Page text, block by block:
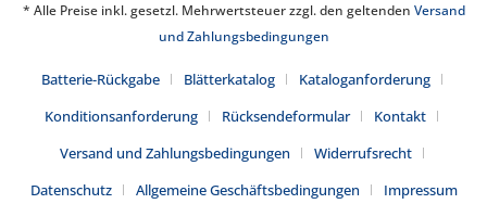
* Alle Preise inkl. gesetzl. Mehrwertsteuer zzgl. den geltenden Versand
und Zahlungsbedingungen
Batterie-Rückgabe Blätterkatalog
Kataloganforderung
Konditionsanforderung
Rücksendeformular
Kontakt
Versand und Zahlungsbedingungen
Widerrufsrecht
Datenschutz
Allgemeine Geschäftsbedingungen Impressum